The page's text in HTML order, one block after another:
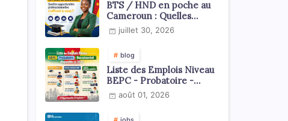
BTS / HND en poche au
Cameroun : Quelles
opportunités
professionnelles s'offrent
juillet 30, 2026
blog
Liste des Emplois Niveau
BEPC - Probatoire -
Baccalauréat dispoblible
en 2026
août 01, 2026